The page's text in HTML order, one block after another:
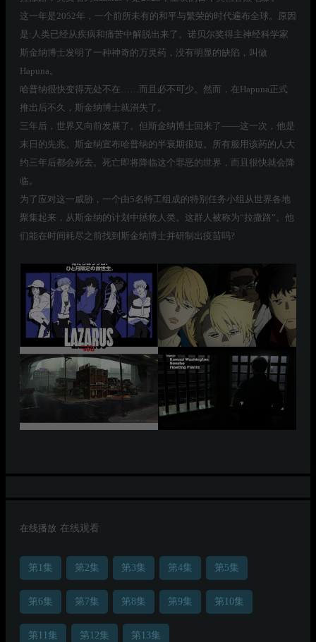
这一年是2052年，一个前所未有的和平与繁荣的时代遍布全球。原因
是:人类已经从疾病和痛苦中解脱出来了。诺贝尔奖得主神经科学家
斯金纳博士发明了一种神奇的万灵药，没有明显的缺陷，叫做
Hapuna。
哈普纳很快变得无处不在……而且必不可少。然而，在Hapuna正式
推出后不久，斯金纳博士就消失了。
三年后，世界又向前发展了。但斯金纳博士回来了——这一次，他是
末日的先兆。斯金纳宣布哈普纳的半衰期很短。所有服用该药的人大
约三年后都会死去。死亡即将降临这个罪恶的世界，而且很快就会降
临。
为了应对这一威胁，一个由5名特工组成的特别任务小组从世界各地
聚集起来，从斯金纳的计划中拯救人类。这群人被称为“拉撒路”。他
们能在时间耗尽之前找到斯金纳博士并研制出疫苗吗?
在线播放 在线观看
第1集 第2集 第3集 第4集 第5集
第6集 第7集 第8集 第9集 第10集
第11集 第12集 第13集